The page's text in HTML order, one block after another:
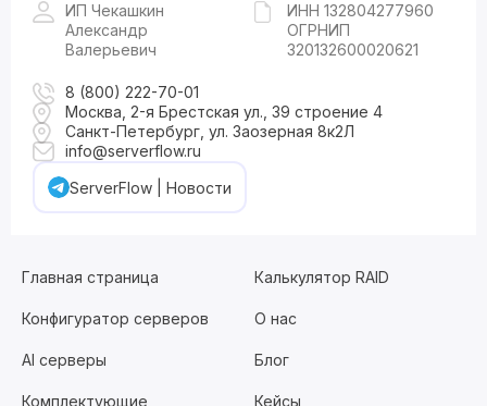
ИП Чекашкин
Александр
Валерьевич
ИНН 132804277960
ОГРНИП
320132600020621
8 (800) 222-70-01
Москва, 2-я Брестская ул., 39 строение 4
Санкт-Петербург, ул. Заозерная 8к2Л
info@serverflow.ru
ServerFlow | Новости
Главная страница Калькулятор RAID
Конфигуратор серверов О нас
AI серверы Блог
Комплектующие Кейсы